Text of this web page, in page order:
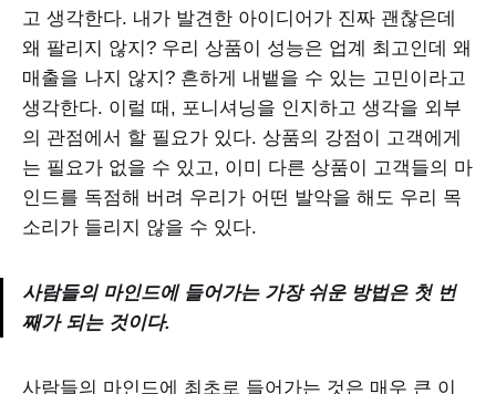
고 생각한다. 내가 발견한 아이디어가 진짜 괜찮은데
왜 팔리지 않지? 우리 상품이 성능은 업계 최고인데 왜
매출을 나지 않지? 흔하게 내뱉을 수 있는 고민이라고
생각한다. 이럴 때, 포니셔닝을 인지하고 생각을 외부
의 관점에서 할 필요가 있다. 상품의 강점이 고객에게
는 필요가 없을 수 있고, 이미 다른 상품이 고객들의 마
인드를 독점해 버려 우리가 어떤 발악을 해도 우리 목
소리가 들리지 않을 수 있다.
사람들의 마인드에 들어가는 가장 쉬운 방법은 첫 번
째가 되는 것이다.
사람들의 마인드에 최초로 들어가는 것은 매우 큰 이